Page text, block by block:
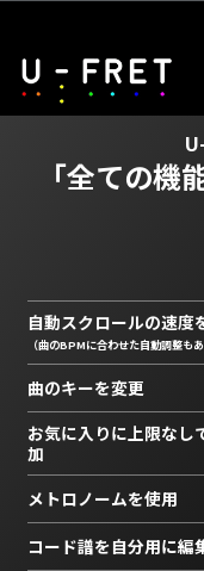
「全ての機
自動スクロールの速度
（曲のBPMに合わせた自動調整もあ
曲のキーを変更
お気に入りに上限なし
加
メトロノームを使用
コード譜を自分用に編